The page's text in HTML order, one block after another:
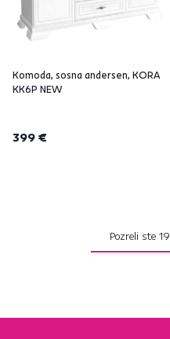
Komoda, sosna andersen, KORA
KK6P NEW
399 €
Pozreli ste 19